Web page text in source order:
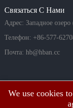
We use cookies
пьезо-кнопка
Связаться С Нами
Адрес: Западное
Телефон: +86-577-
Почта: hb@hban.cc